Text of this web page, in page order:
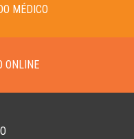
MÉDICO
ONLINE